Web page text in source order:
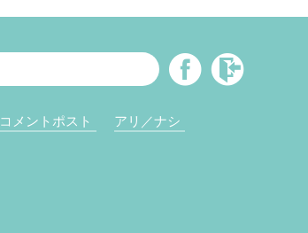
コメントポスト アリ／ナシ